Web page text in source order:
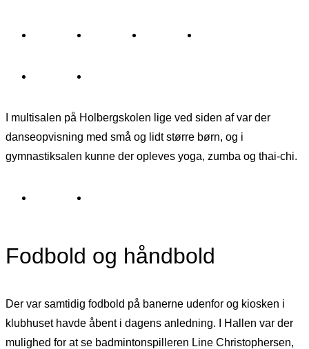
I multisalen på Holbergskolen lige ved siden af var der
danseopvisning med små og lidt større børn, og i
gymnastiksalen kunne der opleves yoga, zumba og thai-chi.
Fodbold og håndbold
Der var samtidig fodbold på banerne udenfor og kiosken i
klubhuset havde åbent i dagens anledning. I Hallen var der
mulighed for at se badmintonspilleren Line Christophersen,